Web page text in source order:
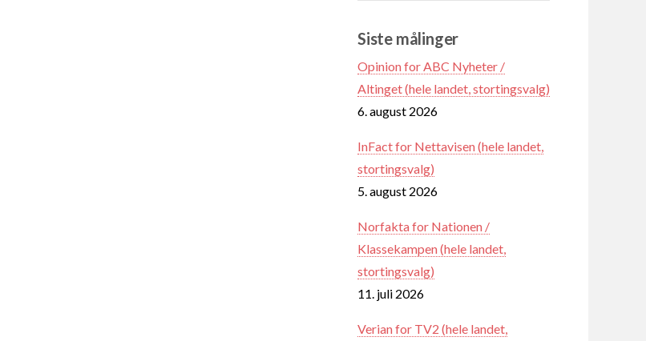
Siste målinger
Opinion for ABC Nyheter /
Altinget (hele landet, stortingsvalg)
6. august 2026
InFact for Nettavisen (hele landet,
stortingsvalg)
5. august 2026
Norfakta for Nationen /
Klassekampen (hele landet,
stortingsvalg)
11. juli 2026
Verian for TV2 (hele landet,